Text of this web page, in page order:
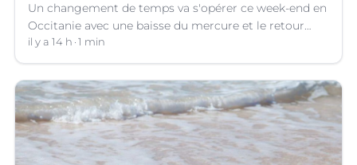
Un changement de temps va s'opérer ce week-end en
Occitanie avec une baisse du mercure et le retour
d'orages dans certains départements.
il y a 14 h 1 min